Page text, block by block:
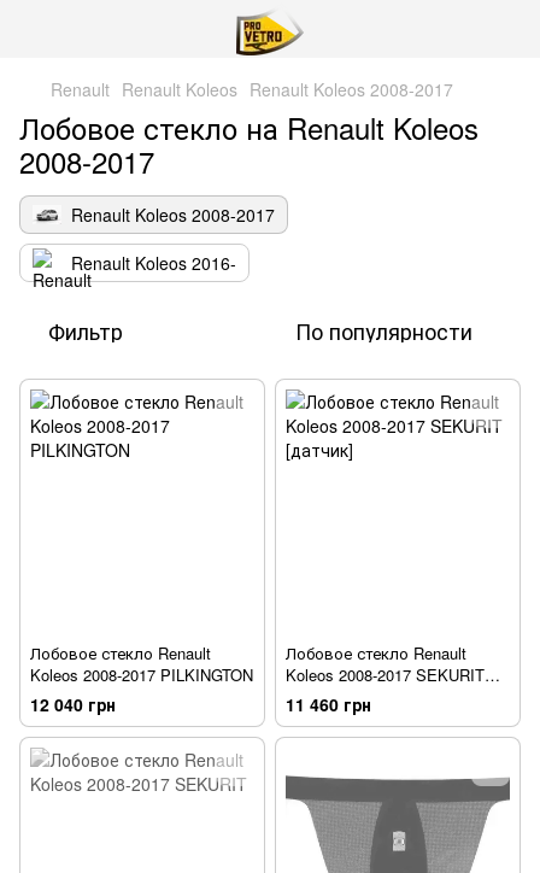
Renault Renault Koleos Renault Koleos 2008-2017
Лобовое стекло на Renault Koleos
2008-2017
Renault Koleos 2008-2017
Renault Koleos 2016-
Фильтр По популярности
Лобовое стекло Renault
Koleos 2008-2017 PILKINGTON
12 040 грн
Лобовое стекло Renault
Koleos 2008-2017 SEKURIT
[датчик]
11 460 грн